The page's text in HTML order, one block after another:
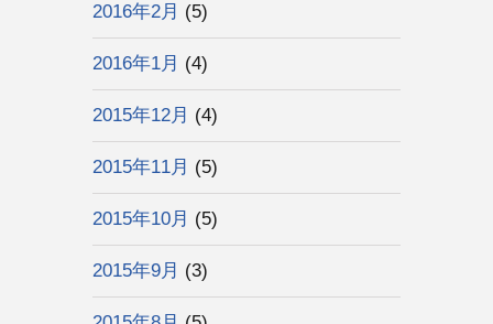
2016年2月 (5)
2016年1月 (4)
2015年12月 (4)
2015年11月 (5)
2015年10月 (5)
2015年9月 (3)